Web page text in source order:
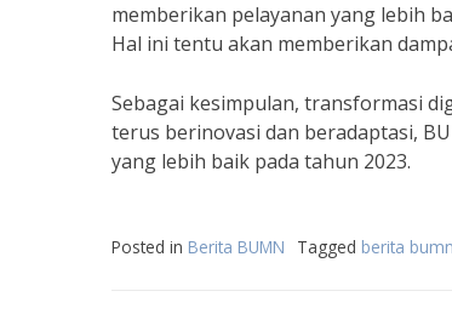
memberikan pelayanan yang lebih
Hal ini tentu akan memberikan
Sebagai kesimpulan, transformasi
terus berinovasi dan beradaptasi,
yang lebih baik pada tahun 2023.
Posted in Berita BUMN Tagged berita